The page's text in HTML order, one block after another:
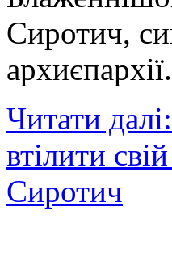
Сиротич,
архиєпархії.
Читати
втілити
Сиротич